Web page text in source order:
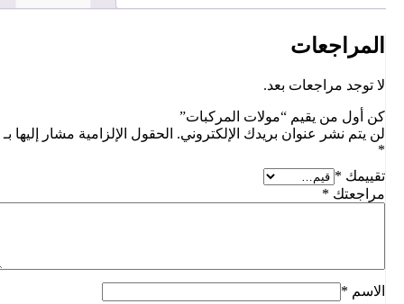
المراجعات
لا توجد مراجعات بعد.
كن أول من يقيم “مولات المركبات”
لن يتم نشر عنوان بريدك الإلكتروني. الحقول الإلزامية مشار إليها بـ
تقييمك*
مراجعتك*
الاسم*